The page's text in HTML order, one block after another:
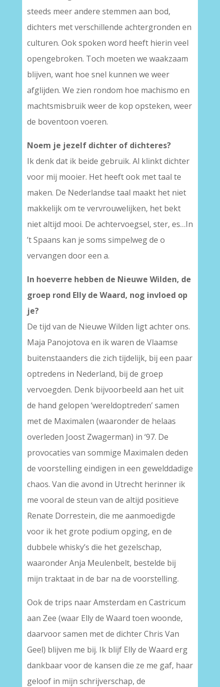
steeds meer andere stemmen aan bod,
dichters met verschillende achtergronden en
culturen. Ook spoken word heeft hierin veel
opengebroken. Toch moeten we waakzaam
blijven, want hoe snel kunnen we weer
afglijden. We zien rondom hoe machismo en
machtsmisbruik weer de kop opsteken, weer
de boventoon voeren.
Noem je jezelf dichter of dichteres?
Ik denk dat ik beide gebruik. Al klinkt dichter
voor mij mooier. Het heeft ook met taal te
maken. De Nederlandse taal maakt het niet
makkelijk om te vervrouwelijken, het bekt
niet altijd mooi. De achtervoegsel, ster, es…In
’t Spaans kan je soms simpelweg de o
vervangen door een a.
In hoeverre hebben de Nieuwe Wilden, de
groep rond Elly de Waard, nog invloed op
je?
De tijd van de Nieuwe Wilden ligt achter ons.
Maja Panojotova en ik waren de Vlaamse
buitenstaanders die zich tijdelijk, bij een paar
optredens in Nederland, bij de groep
vervoegden. Denk bijvoorbeeld aan het uit
de hand gelopen ‘wereldoptreden’ samen
met de Maximalen (waaronder de helaas
overleden Joost Zwagerman) in ‘97. De
provocaties van sommige Maximalen deden
de voorstelling eindigen in een gewelddadige
chaos. Van die avond in Utrecht herinner ik
me vooral de steun van de altijd positieve
Renate Dorrestein, die me aanmoedigde
voor ik het grote podium opging, en de
dubbele whisky’s die het gezelschap,
waaronder Anja Meulenbelt, bestelde bij
mijn traktaat in de bar na de voorstelling.
Ook de trips naar Amsterdam en Castricum
aan Zee (waar Elly de Waard toen woonde,
daarvoor samen met de dichter Chris Van
Geel) blijven me bij. Ik blijf Elly de Waard erg
dankbaar voor de kansen die ze me gaf, haar
geloof in mijn schrijverschap, de